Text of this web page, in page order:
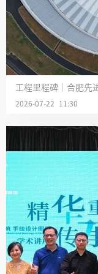
工程里程碑｜合肥先
2026-07-22 11:30